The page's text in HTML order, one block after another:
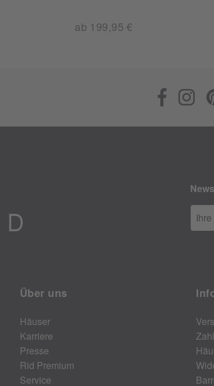
ab 199,95 €
Über uns
Häuser
Karriere
Presse
Rid Premium
Service